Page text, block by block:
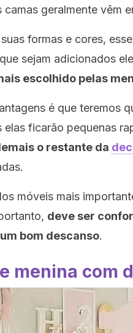
camas geralmente vêm
formas e cores,
sejam adicionados
escolhido pelas
é que teremos
elas ficarão pequenas
o restante da
móveis mais
deve ser
bom descanso.
menina com